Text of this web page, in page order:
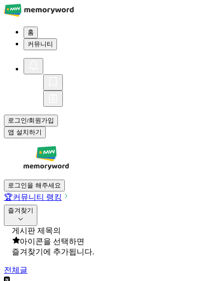
홈
커뮤니티
로그인/회원가입
앱 설치하기
로그인을 해주세요
🏆커뮤니티 랭킹
즐겨찾기
게시판 제목의
아이콘을 선택하면
즐겨찾기에 추가됩니다.
전체글